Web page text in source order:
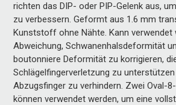
richten das DIP- oder PIP-Gelenk aus,
zu verbessern. Geformt aus 1.6 mm
Kunststoff ohne Nähte. Kann verwendet
Abweichung, Schwanenhalsdeformität
boutonniere Deformität zu korrigieren,
Schlägelfingerverletzung zu unterstützen
Abzugsfinger zu verhindern. Zwei Oval-
können verwendet werden, um eine